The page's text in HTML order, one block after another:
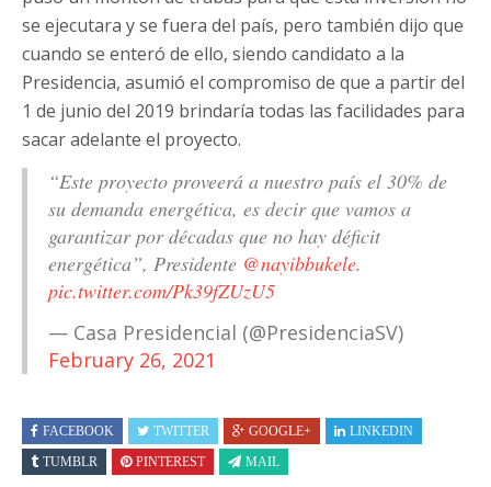
se ejecutara y se fuera del país, pero también dijo que
cuando se enteró de ello, siendo candidato a la
Presidencia, asumió el compromiso de que a partir del
1 de junio del 2019 brindaría todas las facilidades para
sacar adelante el proyecto.
“Este proyecto proveerá a nuestro país el 30% de
su demanda energética, es decir que vamos a
garantizar por décadas que no hay déficit
energética”, Presidente @nayibbukele.
pic.twitter.com/Pk39fZUzU5
— Casa Presidencial (@PresidenciaSV)
February 26, 2021
FACEBOOK TWITTER GOOGLE+
LINKEDIN
TUMBLR
PINTEREST MAIL